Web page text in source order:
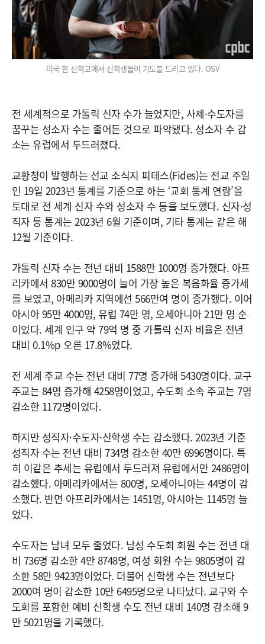
미국 한 신학교에서 신학생들이 기도를 드리고 있다. OSV
전 세계적으로 가톨릭 신자 수가 늘었지만, 사제·수도자를
꿈꾸는 성소자 수는 줄어든 것으로 파악됐다. 성소자 수 감
소는 유럽에서 두드러졌다.
교황청이 발행하는 선교 소식지 피데스(Fides)는 전교 주일
인 19일 2023년 통계를 기준으로 하는 ‘교회 통계 연람’을
토대로 전 세계 신자 수와 성소자 수 등을 보도했다. 신자·성
직자 등 통계는 2023년 6월 기준이며, 기타 통계는 같은 해
12월 기준이다.
가톨릭 신자 수는 전년 대비 1588만 1000명 증가했다. 아프
리카에서 830만 9000명이 늘어 가장 높은 복음화율 증가세
를 보였고, 아메리카 지역에선 566만여 명이 증가했다. 이어
아시아 95만 4000명, 유럽 74만 명, 오세아니아 21만 명 순
이었다. 세계 인구 약 79억 명 중 가톨릭 신자 비율은 전년
대비 0.1%p 오른 17.8%였다.
전 세계 주교 수는 전년 대비 77명 증가해 5430명이다. 교구
주교는 84명 증가해 4258명이었고, 수도회 소속 주교는 7명
감소한 1172명이었다.
하지만 성직자·수도자·신학생 수는 감소했다. 2023년 기준
성직자 수는 전년 대비 734명 감소한 40만 6996명이다. 특
히 이같은 추세는 유럽에서 두드러져 유럽에서만 2486명이
감소했다. 아메리카에서는 800명, 오세아니아는 44명이 감
소했다. 반면 아프리카에서는 1451명, 아시아는 1145명 늘
었다.
수도자는 남녀 모두 줄었다. 남성 수도회 회원 수는 전년 대
비 736명 감소한 4만 8748명, 여성 회원 수는 9805명이 감
소한 58만 9423명이었다. 더불어 신학생 수는 전년보다
2000여 명이 감소한 10만 6495명으로 나타났다. 교구와 수
도회를 포함한 예비 신학생 수도 전년 대비 140명 감소해 9
만 5021명을 기록했다.